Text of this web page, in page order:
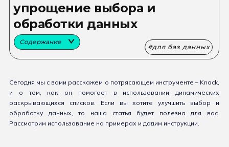
упрощение выбора и
обработки данных
Содержание
для баз данных
Сегодня мы с вами расскажем о потрясающем инструменте – Knack,
и о том, как он помогает в использовании динамических
раскрывающихся списков. Если вы хотите улучшить выбор и
обработку данных, то наша статья будет полезна для вас.
Рассмотрим использование на примерах и дадим инструкции.